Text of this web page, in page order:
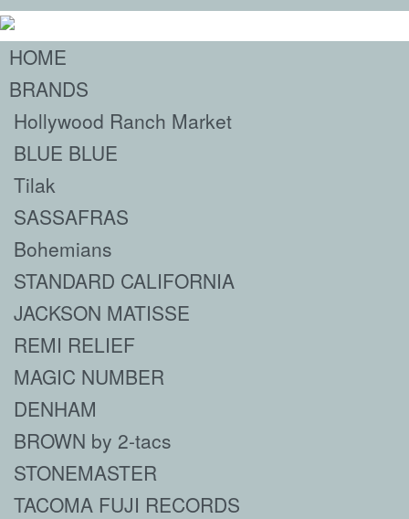
HOME
BRANDS
Hollywood Ranch Market
BLUE BLUE
Tilak
SASSAFRAS
Bohemians
STANDARD CALIFORNIA
JACKSON MATISSE
REMI RELIEF
MAGIC NUMBER
DENHAM
BROWN by 2-tacs
STONEMASTER
TACOMA FUJI RECORDS